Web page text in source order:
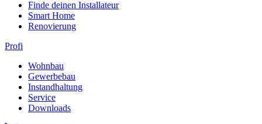
Finde deinen Installateur
Smart Home
Renovierung
Profi
Wohnbau
Gewerbebau
Instandhaltung
Service
Downloads